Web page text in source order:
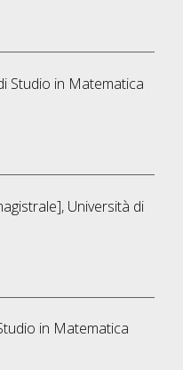
Studio in Matematica
Università di
in Matematica